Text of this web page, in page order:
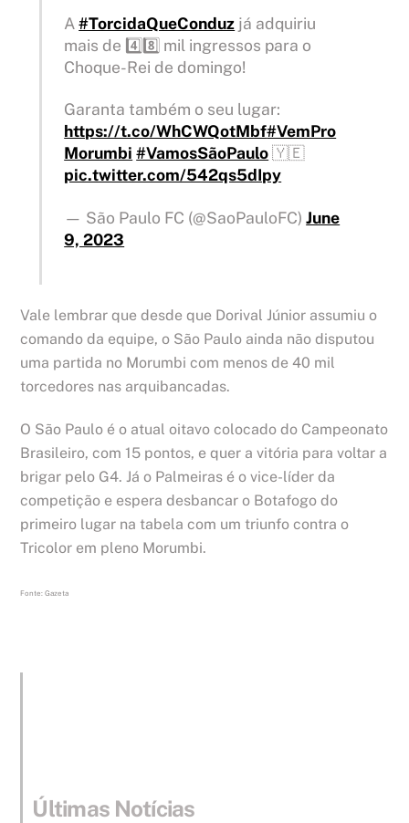
A#TorcidaQueConduz já adquiriu
mais de 4️⃣8️⃣ mil ingressos para o
Choque-Rei de domingo!
Garanta também o seu lugar:
https://t.co/WhCWQotMbf#VemPro
Morumbi #VamosSãoPaulo🇾🇪
pic.twitter.com/542qs5dIpy
— São Paulo FC (@SaoPauloFC)June
9, 2023
Vale lembrar que desde que Dorival Júnior assumiu o
comando da equipe, o São Paulo ainda não disputou
uma partida no Morumbi com menos de 40 mil
torcedores nas arquibancadas.
O São Paulo é o atual oitavo colocado do Campeonato
Brasileiro, com 15 pontos, e quer a vitória para voltar a
brigar pelo G4. Já o Palmeiras é o vice-líder da
competição e espera desbancar o Botafogo do
primeiro lugar na tabela com um triunfo contra o
Tricolor em pleno Morumbi.
Fonte: Gazeta
Últimas Notícias